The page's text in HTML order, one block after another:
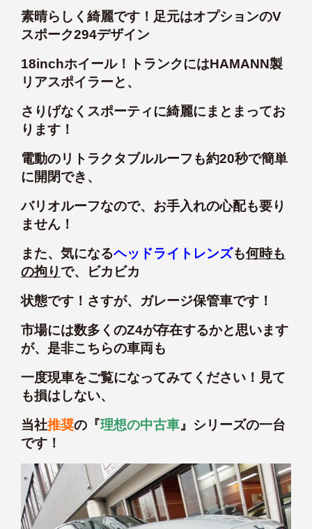
素晴らしく綺麗です！足元はオプションのV
スポーク294デザイン
18inchホイール！トランクにはHAMANN製
リアスポイラーと、
さりげなくスポーティに綺麗にまとまってお
ります！
電動のリトラクタブルルーフも約20秒で簡単
に開閉でき、
バリオルーフなので、お手入れの心配も要り
ません！
また、気になるヘッドライトレンズも何時も
の拘り で、ビカビカ
状態です！さすが、ガレージ保管車です！
市場には数多くのZ4が存在するかと思います
が、是非こちらの車両も
一度現車をご覧になってみてください！見て
も損はしない、
当社推奨の『理想の中古車』シリーズの一台
です！